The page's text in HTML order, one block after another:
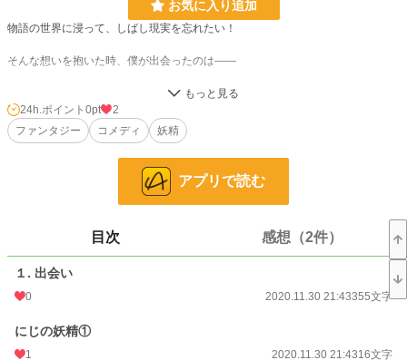
お気に入り追加
物語の世界に浸って、しばし現実を忘れたい！
そんな想いを抱いた時、僕が出会ったのは――
228,607 位 / 228,607 件
ファンタジー 53,260 位 / 53,260 件
更新日時 2020.01.30 23:52
初回公開日時
初回完結日時 2020.01.30 23:52
週間ポイント
24h.ポイント 0pt
2
ファンタジー
コメディ 妖精
アプリで読む
目次 感想（2件）
１. 出会い
0 2020.11.30 21:43355文字
にじの妖精①
1 2020.11.30 21:4316文字